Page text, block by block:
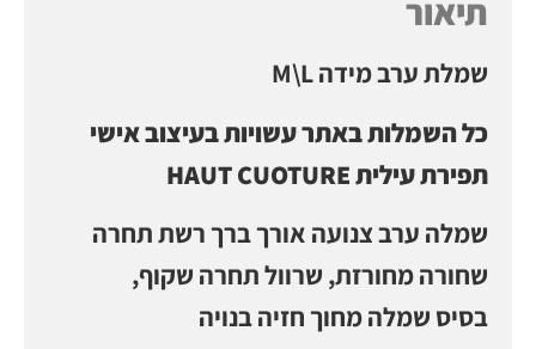
תיאור
שמלת ערב מידה M\L
כל השמלות באתר עשויות בעיצוב אישי
תפירת עילית HAUT CUOTURE
שמלה ערב צנועה אורך ברך רשת תחרה
שחורה מחורזת, שרוול תחרה שקוף,
בסיס שמלה מחוך חזיה בנויה